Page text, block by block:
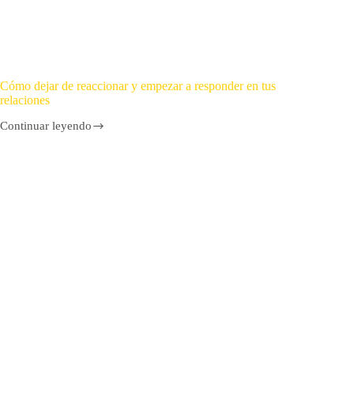
Cómo dejar de reaccionar y empezar a responder en tus
relaciones
Continuar leyendo